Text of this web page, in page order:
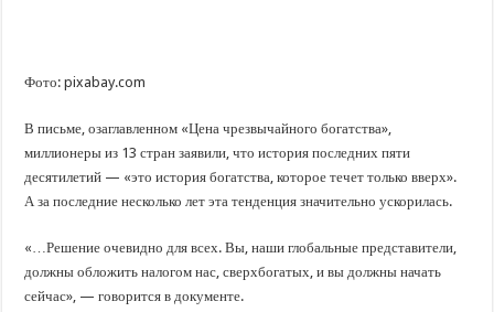
Фото: pixabay.com
В письме, озаглавленном «Цена чрезвычайного богатства»,
миллионеры из 13 стран заявили, что история последних пяти
десятилетий — «это история богатства, которое течет только вверх».
А за последние несколько лет эта тенденция значительно ускорилась.
«…Решение очевидно для всех. Вы, наши глобальные представители,
должны обложить налогом нас, сверхбогатых, и вы должны начать
сейчас», — говорится в документе.